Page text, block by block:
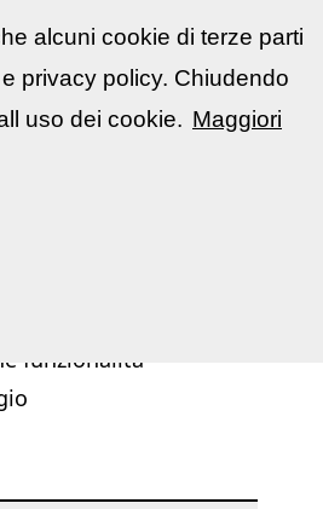
funzionalità
alcuni cookie di terze parti
privacy policy. Chiudendo
uso dei cookie. Maggiori